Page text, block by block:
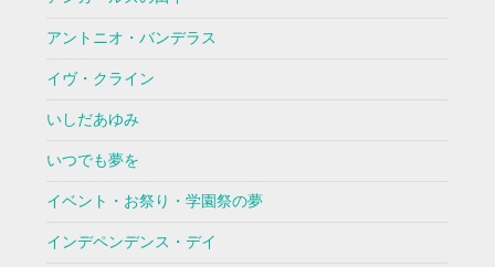
アントニオ・バンデラス
イヴ・クライン
いしだあゆみ
いつでも夢を
イベント・お祭り・学園祭の夢
インデペンデンス・デイ